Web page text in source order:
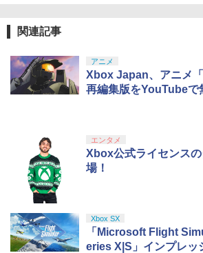
関連記事
アニメ
Xbox Japan、アニメ
再編集版をYouTubeで
エンタメ
Xbox公式ライセンス
場！
Xbox SX
「Microsoft Flight
eries X|S」インプレッ